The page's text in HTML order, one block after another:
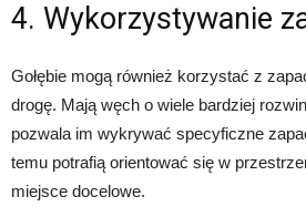
4. Wykorzystywanie
Gołębie mogą również korzystać z
drogę. Mają węch o wiele bardziej
pozwala im wykrywać specyficzne
temu potrafią orientować się w
miejsce docelowe.